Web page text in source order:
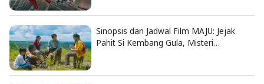
Sinopsis dan Jadwal Film MAJU: Jejak
Pahit Si Kembang Gula, Misteri